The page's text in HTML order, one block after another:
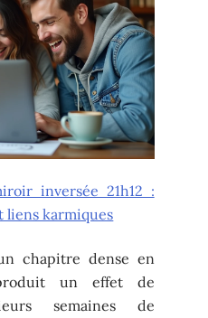
inversée 21h12 :
liens karmiques
chapitre dense en
un effet de
semaines de